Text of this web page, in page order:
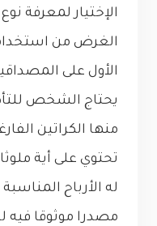
الإختيار لمعرفة
الغرض من
الأول على
يحتاج الشخص
منها الكراتين
تحتوي على أية
له الأرباح
مصدرا موثوقا